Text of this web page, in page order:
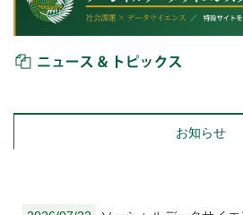
お知らせ